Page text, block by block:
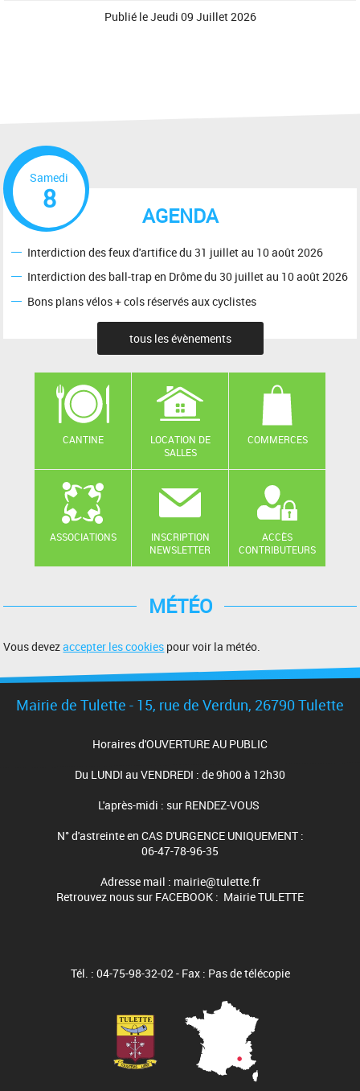
Publié leJeudi 09 Juillet 2026
AGENDA
Samedi
8
Interdiction des feux d'artifice du 31 juillet au 10 août 2026
Interdiction des ball-trap en Drôme du 30 juillet au 10 août 2026
Bons plans vélos + cols réservés aux cyclistes
tous les évènements
CANTINE
LOCATION DE
SALLES
COMMERCES
ASSOCIATIONS
INSCRIPTION
NEWSLETTER
ACCÈS
CONTRIBUTEURS
MÉTÉO
Vous devezaccepter les cookies pour voir la météo.
Mairie de Tulette - 15, rue de Verdun, 26790 Tulette
Horaires d'OUVERTURE AU PUBLIC
Du LUNDI au VENDREDI : de 9h00 à 12h30
L'après-midi : sur RENDEZ-VOUS
N° d'astreinte en CAS D'URGENCE UNIQUEMENT :
06-47-78-96-35
Adresse mail : mairie@tulette.fr
Retrouvez nous sur FACEBOOK : Mairie TULETTE
Tél. : 04-75-98-32-02 - Fax : Pas de télécopie